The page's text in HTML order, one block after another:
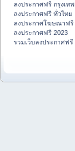
ลงประกาศฟรี กรุงเทพ
ลงประกาศฟรี ทั่วไทย
ลงประกาศโฆษณาฟรี
ลงประกาศฟรี 2023
รวมเว็บลงประกาศฟรี